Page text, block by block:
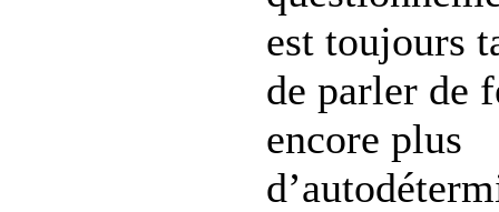
est toujours
de parler de
encore plus